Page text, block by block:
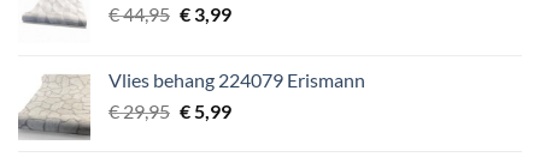
€44,95 Oorspronkelijke
€ 44,95.
€3,99Huidige
€ 3,99.
Vlies behang 224079 Erismann
€29,95 Oorspronkelijke
€5,99Huidige